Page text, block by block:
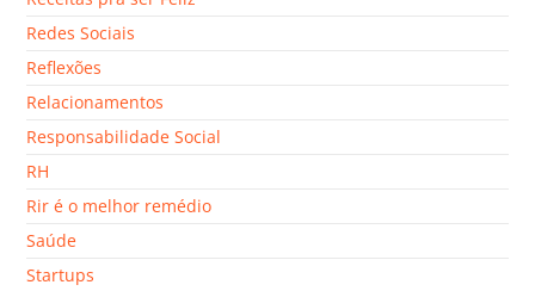
Redes Sociais
Reflexões
Relacionamentos
Responsabilidade Social
RH
Rir é o melhor remédio
Saúde
Startups